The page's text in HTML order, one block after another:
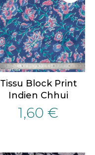
Tissu Block Print
Indien Chhui
1,60 €